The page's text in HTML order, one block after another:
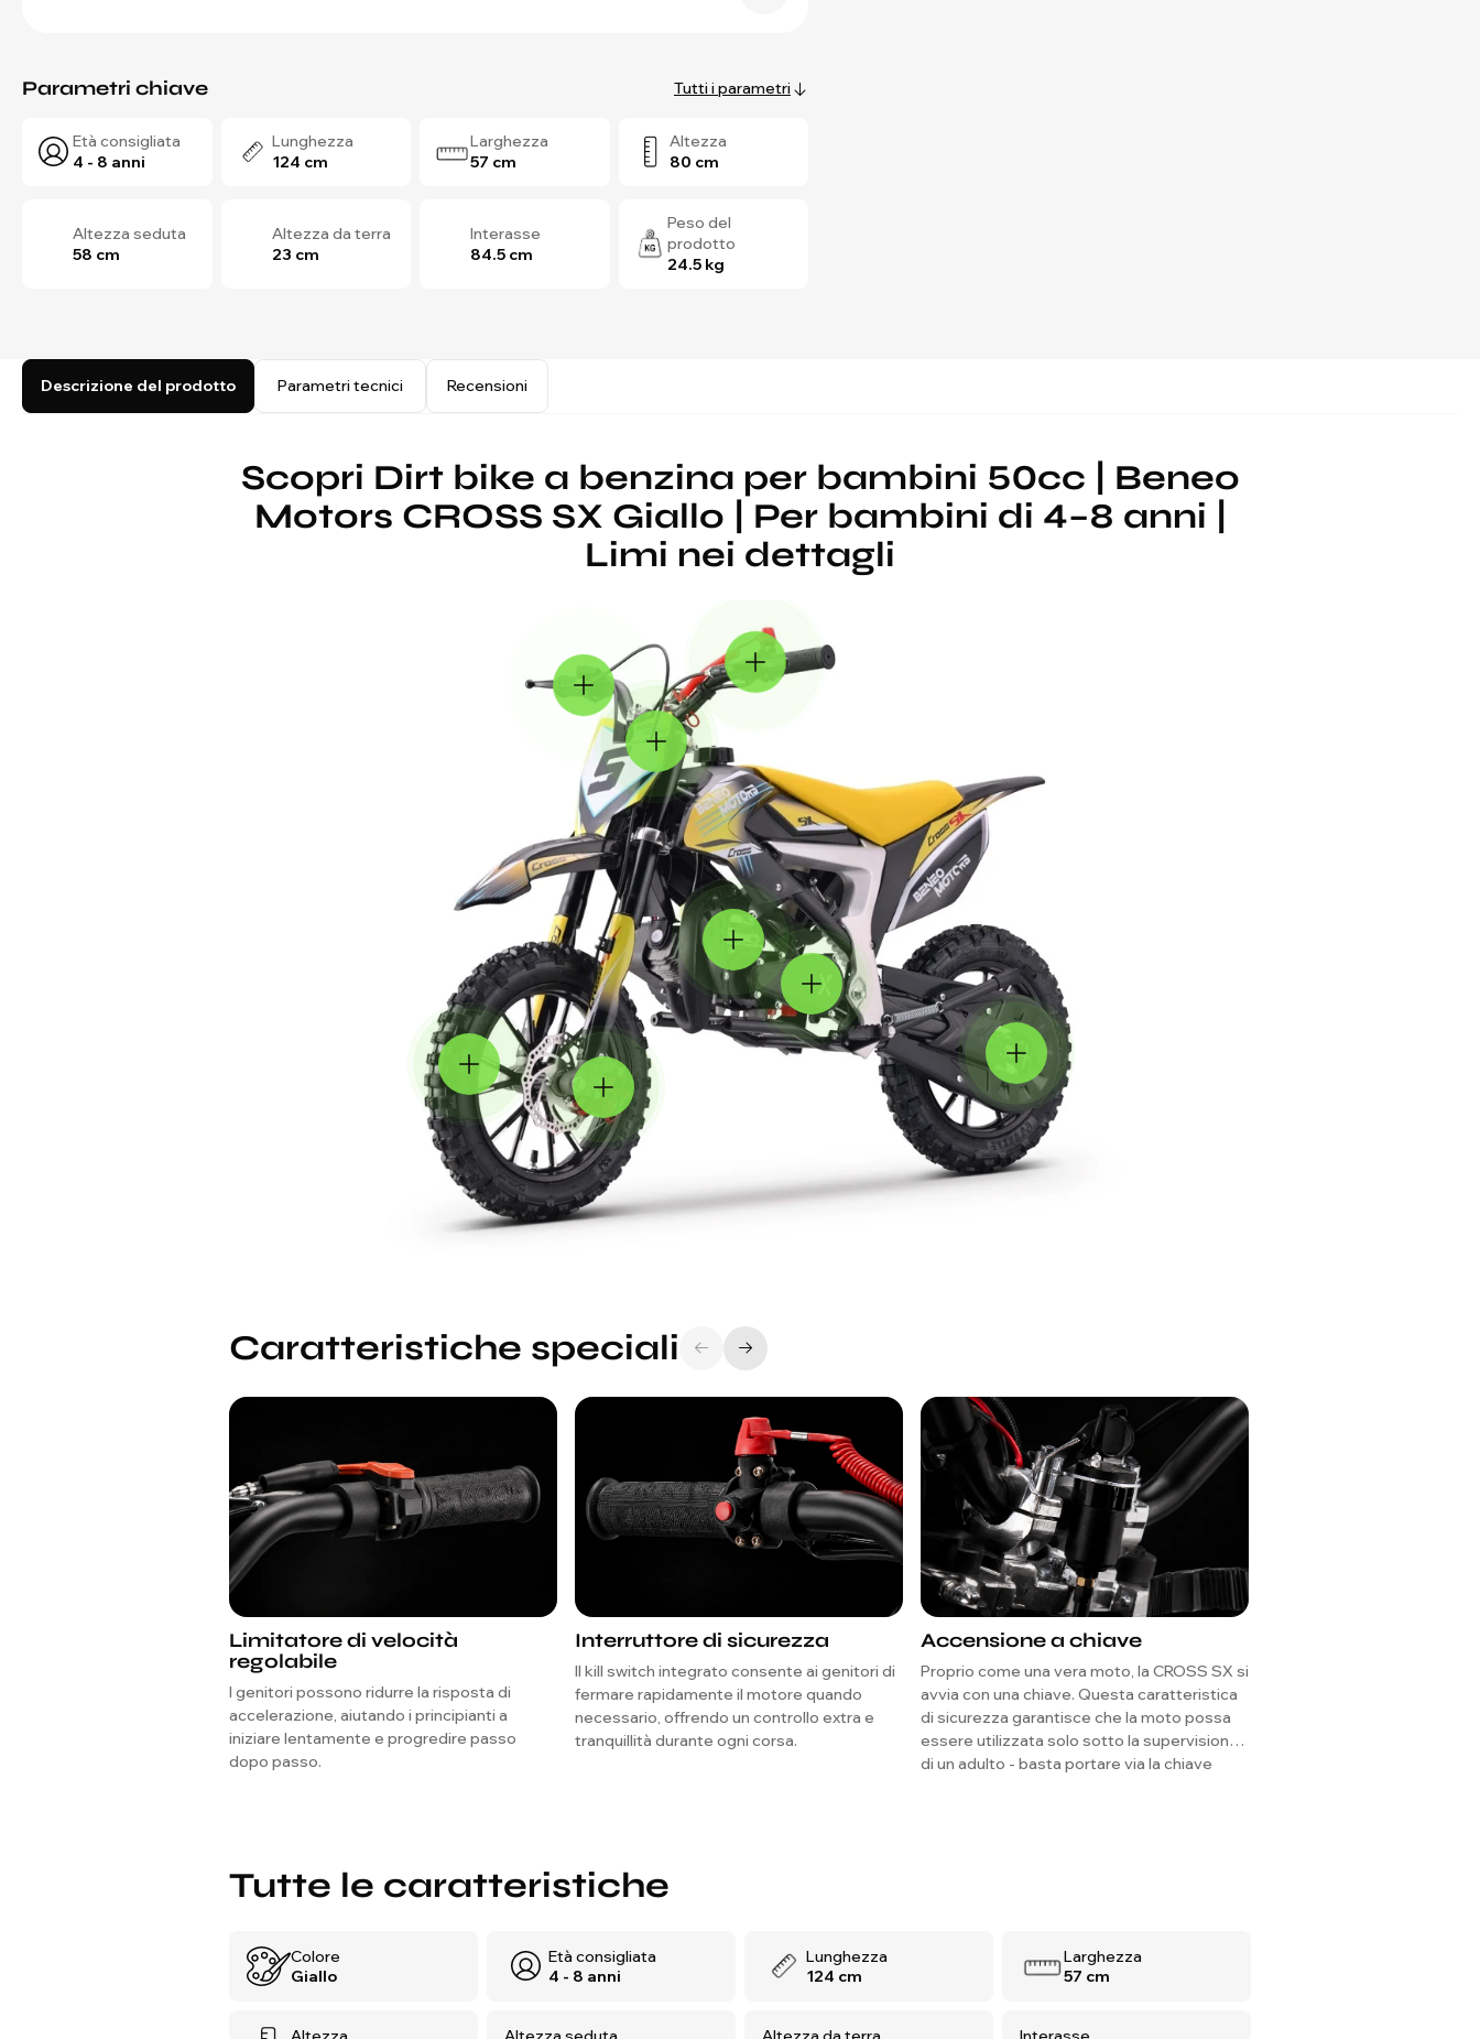
Parametri chiave Tutti i parametri
Età consigliata
4 - 8 anni
Lunghezza
124 cm
Larghezza
57 cm
Altezza
80 cm
Altezza seduta
58 cm
Altezza da terra
23 cm
Interasse
84.5 cm
Peso del
prodotto
24.5 kg
Descrizione del prodotto Parametri tecnici Recensioni
Scopri Dirt bike a benzina per bambini 50cc | Beneo
Motors CROSS SX Giallo | Per bambini di 4–8 anni |
Limi nei dettagli
Caratteristiche speciali
Limitatore di velocità
regolabile
I genitori possono ridurre la risposta di
accelerazione, aiutando i principianti a
iniziare lentamente e progredire passo
dopo passo.
Interruttore di sicurezza
Il kill switch integrato consente ai genitori di
fermare rapidamente il motore quando
necessario, offrendo un controllo extra e
tranquillità durante ogni corsa.
Accensione a chiave
Proprio come una vera moto, la CROSS SX si
avvia con una chiave. Questa caratteristica
di sicurezza garantisce che la moto possa
essere utilizzata solo sotto la supervisione
di un adulto - basta portare via la chiave
Tutte le caratteristiche
Colore
Giallo
Età consigliata
4 - 8 anni
Lunghezza
124 cm
Larghezza
57 cm